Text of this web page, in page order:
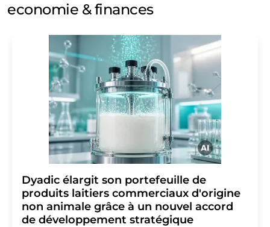
economie & finances
Dyadic élargit son portefeuille de
produits laitiers commerciaux d'origine
non animale grâce à un nouvel accord
de développement stratégique